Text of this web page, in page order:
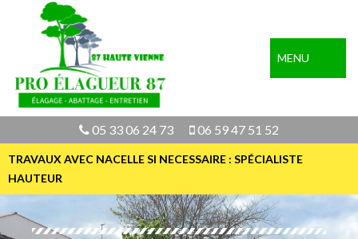
MENU
05 33 06 24 73 06 59 47 51 52
TRAVAUX AVEC NACELLE SI NECESSAIRE : SPÉCIALISTE
HAUTEUR